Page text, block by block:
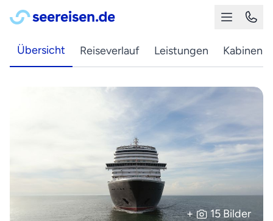
Übersicht Reiseverlauf Leistungen Kabinen
+ 15 Bilder